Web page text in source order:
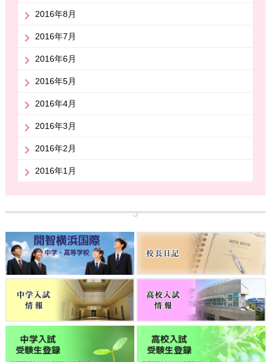
2016年8月
2016年7月
2016年6月
2016年5月
2016年4月
2016年3月
2016年2月
2016年1月